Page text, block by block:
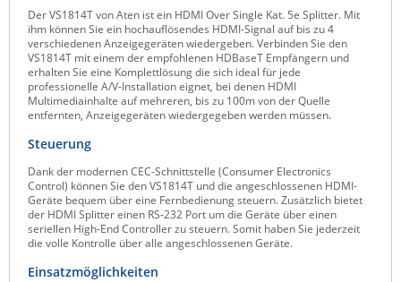
LigoWave
Milesight
Moxa
Netio
Panorama Antennas
PatchSee
Power Kingdom
Poynting
Raritan
Riello UPS
Der VS1814T von Aten ist ein HDMI Over Single Kat. 5e Splitter. Mit
ihm können Sie ein hochauflösendes HDMI-Signal auf bis zu 4
verschiedenen Anzeigegeräten wiedergeben. Verbinden Sie den
VS1814T mit einem der empfohlenen HDBaseT Empfängern und
erhalten Sie eine Komplettlösung die sich ideal für jede
professionelle A/V-Installation eignet, bei denen HDMI
Multimediainhalte auf mehreren, bis zu 100m von der Quelle
entfernten, Anzeigegeräten wiedergegeben werden müssen.
Steuerung
Dank der modernen CEC-Schnittstelle (Consumer Electronics
Control) können Sie den VS1814T und die angeschlossenen HDMI-
Geräte bequem über eine Fernbedienung steuern. Zusätzlich bietet
der HDMI Splitter einen RS-232 Port um die Geräte über einen
seriellen High-End Controller zu steuern. Somit haben Sie jederzeit
die volle Kontrolle über alle angeschlossenen Geräte.
Einsatzmöglichkeiten